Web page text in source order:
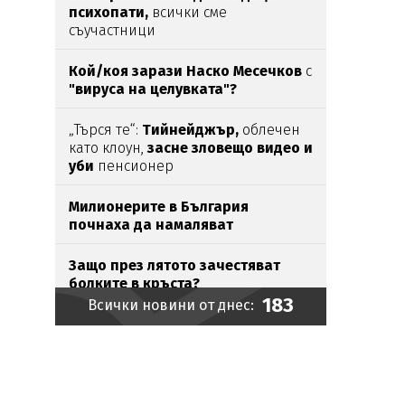
психопати, всички сме
съучастници
Кой/коя зарази Наско Месечков с
"вируса на целувката"?
„Търся те“: Тийнейджър, облечен
като клоун,засне зловещо видео и
уби пенсионер
Милионерите в България
почнаха да намаляват
Защо през лятото зачестяват
болките в кръста?
Властта предлагаметодика за
Всички новини от днес: 183